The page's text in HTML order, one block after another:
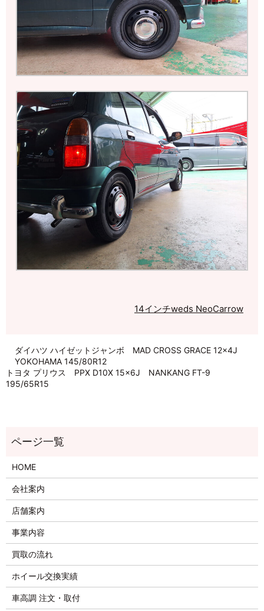
14インチweds NeoCarrow
ダイハツ ハイゼットジャンボ MAD CROSS GRACE 12×4J
YOKOHAMA 145/80R12
トヨタ プリウス PPX D10X 15×6J NANKANG FT-9
195/65R15
HOME
会社案内
店舗案内
事業内容
買取の流れ
ホイール交換実績
車高調 注文・取付